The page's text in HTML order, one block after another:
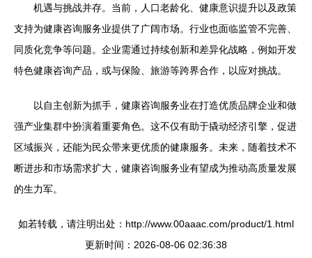
机遇与挑战并存。当前，人口老龄化、健康意识提升以及政策
支持为健康咨询服务业提供了广阔市场。行业也面临监管不完善、
同质化竞争等问题。企业需通过持续创新和差异化战略，例如开发
特色健康咨询产品，或与保险、旅游等跨界合作，以应对挑战。
以自主创新为抓手，健康咨询服务业在打造优质品牌企业和做
强产业集群中扮演着重要角色。这不仅有助于撬动经济引擎，促进
区域振兴，还能为民众带来更优质的健康服务。未来，随着技术不
断进步和市场需求扩大，健康咨询服务业有望成为推动高质量发展
的生力军。
如若转载，请注明出处：http://www.00aaac.com/product/1.html
更新时间：2026-08-06 02:36:38